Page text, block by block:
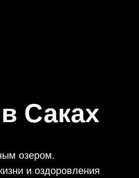
Саках
озером.
и оздоровления